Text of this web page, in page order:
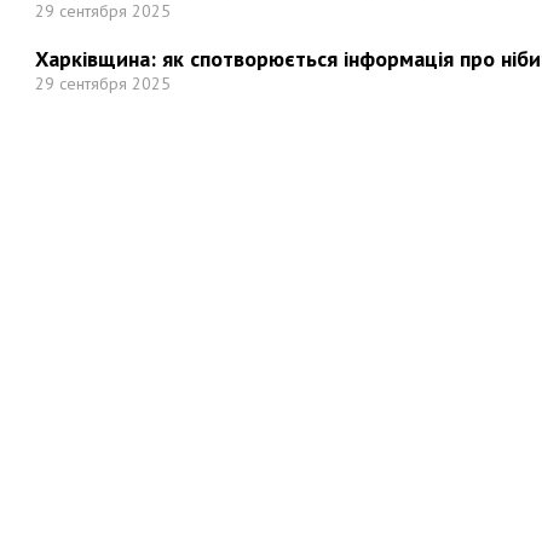
29 сентября 2025
Харківщина: як спотворюється інформація про
29 сентября 2025